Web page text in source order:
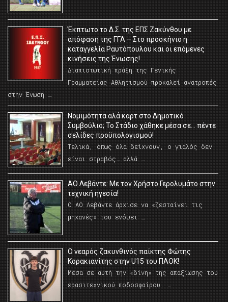
Έκπτωτο το Δ.Σ. της ΕΠΣ Ζακύνθου με
απόφαση της ΓΓΑ – Στο προσκήνιο η
καταγγελία Ραυτόπουλου και οι επόμενες
κινήσεις της Ένωσης!
Διαπιστωτική πράξη της Γενικής
Γραμματείας Αθλητισμού προκαλεί ανατροπές
στην Ένωση …
Νομιμότητα αλά καρτ στο Δημοτικό
Συμβούλιο; Το Στάδιο χάθηκε μέσα σε… πέντε
σελίδες προϋπολογισμού!
Τελικά, όπως όλα δείχνουν, ο γιαλός δεν
είναι στραβός… αλλά …
ΑΟ Λεβάντε: Με τον Χρήστο Γερολυμάτο στην
τεχνική ηγεσία!
Ο ΑΟ Λεβάντε άρχισε να «ζεσταίνει τις
μηχανές» του ενόψει …
O νεαρός ζακυνθινός παίκτης Φώτης
Κορακιανίτης στην U15 του ΠΑΟΚ!
Μέσα σε αυτή την «δίνη» της απαξίωσης του
ερασιτεχνικού ποδοσφαίρου. …